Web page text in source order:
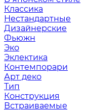
Классика
Нестандартные
Дизайнерские
Фьюжн
Эко
Эклектика
Контемпорари
Арт деко
Тип
Конструкция
Встраиваемые